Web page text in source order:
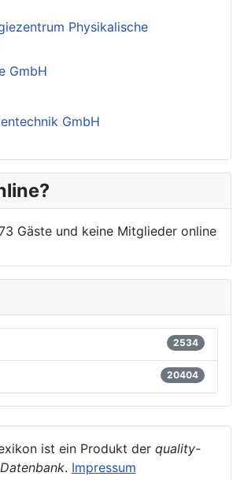
Physikalische
GmbH
GmbH
Gäste und keine Mitglieder online
2534
20404
ist ein Produkt der quality-
Datenbank. Impressum